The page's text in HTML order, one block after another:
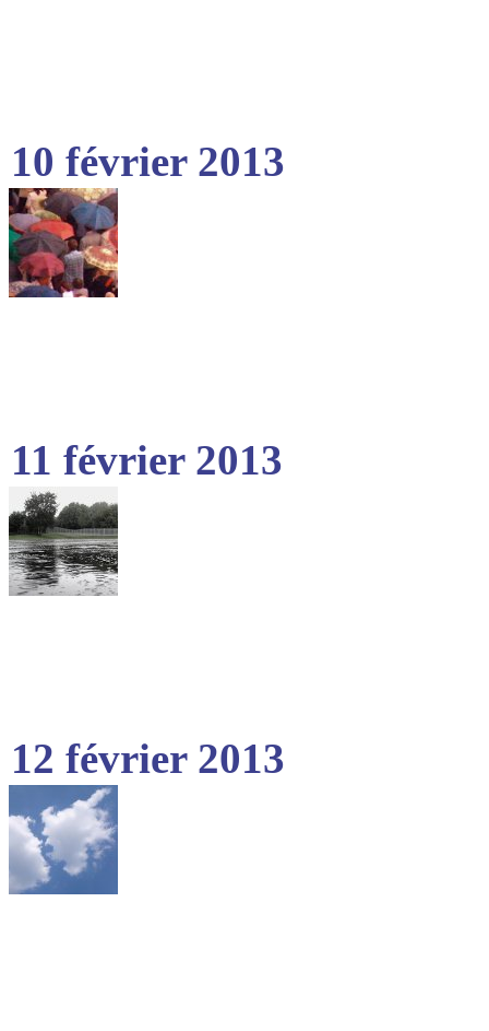
10 février 2013
11 février 2013
12 février 2013